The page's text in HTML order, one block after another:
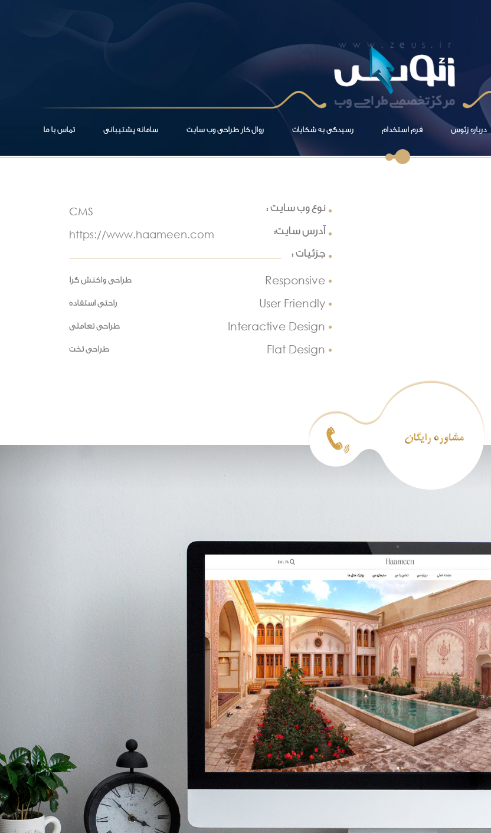
درباره زئوس فرم استخدام رسیدگی به شکایات روال کار طراحی وب سایت سامانه پشتیبانی تماس با ما
نوع وب سایت : CMS
آدرس سایت: https://www.haameen.com
جزئیات :
Responsive طراحی واکنش گرا
User Friendly راحتی استفاده
Interactive Design طراحی تعاملی
Flat Design طراحی تخت